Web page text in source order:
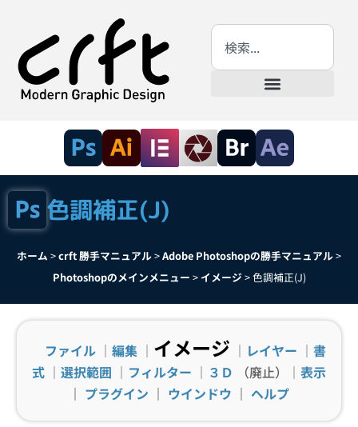
色調補正(J)
ホーム >crft 勝手マニュアル>Adobe Photoshopの勝手マニュアル>
Photoshopのメインメニュー > イメージ >色調補正(J)
ファイル ｜ 編集 ｜ イメージ ｜ レイヤー ｜ 書
式 ｜ 選択範囲 ｜ フィルター ｜ ３Ｄ （廃止）｜ 表示
｜ プラグイン ｜ ウインドウ ｜ ヘルプ